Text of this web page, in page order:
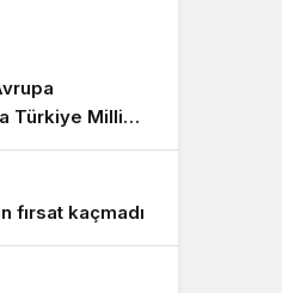
seçin.
Türkiye Milli
etti
fırsat kaçmadı